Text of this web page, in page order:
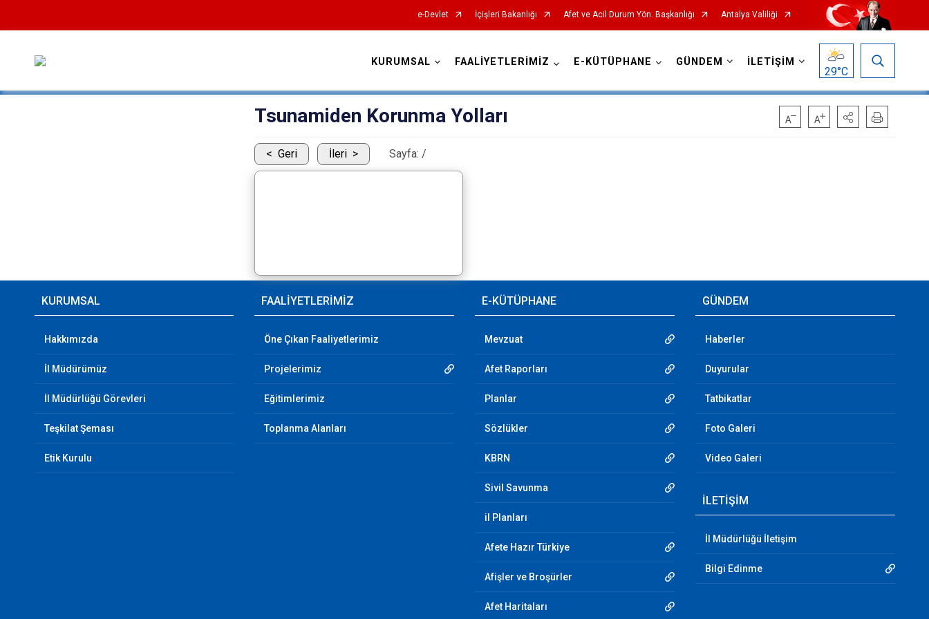
e-Devlet İçişleri Bakanlığı Afet ve Acil Durum Yön. Başkanlığı Antalya Valiliği
KURUMSAL FAALİYETLERİMİZ E-KÜTÜPHANE GÜNDEM İLETİŞİM
29°C
Tsunamiden Korunma Yolları
Geri İleri Sayfa:/
KURUMSAL
Hakkımızda
İl Müdürümüz
İl Müdürlüğü Görevleri
Teşkilat Şeması
Etik Kurulu
FAALİYETLERİMİZ
Öne Çıkan Faaliyetlerimiz
Projelerimiz
Eğitimlerimiz
Toplanma Alanları
E-KÜTÜPHANE
Mevzuat
Afet Raporları
Planlar
Sözlükler
KBRN
Sivil Savunma
il Planları
Afete Hazır Türkiye
Afişler ve Broşürler
Afet Haritaları
GÜNDEM
Haberler
Duyurular
Tatbikatlar
Foto Galeri
Video Galeri
İLETİŞİM
İl Müdürlüğü İletişim
Bilgi Edinme